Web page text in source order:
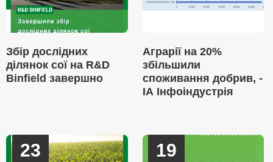
Збір дослідних
ділянок сої на R&D
Binfield завершно
Аграрії на 20%
збільшили
споживання добрив, -
ІА Інфоіндустрія
23 19